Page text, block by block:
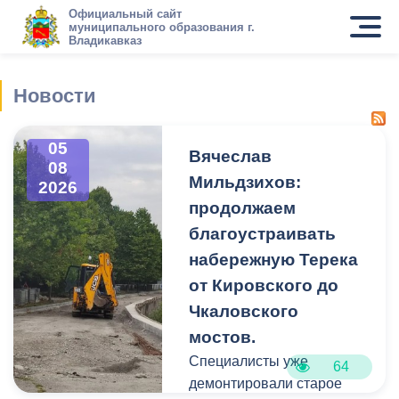
Официальный сайт
муниципального образования г.
Владикавказ
Новости
05
08
2026
Вячеслав
Мильдзихов:
продолжаем
благоустраивать
набережную Терека
от Кировского до
Чкаловского
мостов.
Специалисты уже
демонтировали старое
64